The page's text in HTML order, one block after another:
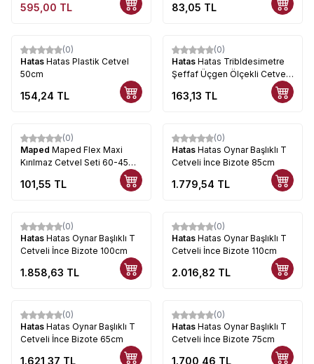
595,00 TL 83,05 TL
(0)
Hatas Hatas Plastik Cetvel
50cm
154,24 TL
(0)
Hatas Hatas Tribldesimetre
Şeffaf Üçgen Ölçekli Cetvel
163,13 TL
(0)
Maped Maped Flex Maxi
Kırılmaz Cetvel Seti 60-45
101,55 TL
(0)
Hatas Hatas Oynar Başlıklı T
Cetveli İnce Bizote 85cm
1.779,54 TL
(0)
Hatas Hatas Oynar Başlıklı T
Cetveli İnce Bizote 100cm
1.858,63 TL
(0)
Hatas Hatas Oynar Başlıklı T
Cetveli İnce Bizote 110cm
2.016,82 TL
(0)
Hatas Hatas Oynar Başlıklı T
Cetveli İnce Bizote 65cm
1.621,37 TL
(0)
Hatas Hatas Oynar Başlıklı T
Cetveli İnce Bizote 75cm
1.700,46 TL